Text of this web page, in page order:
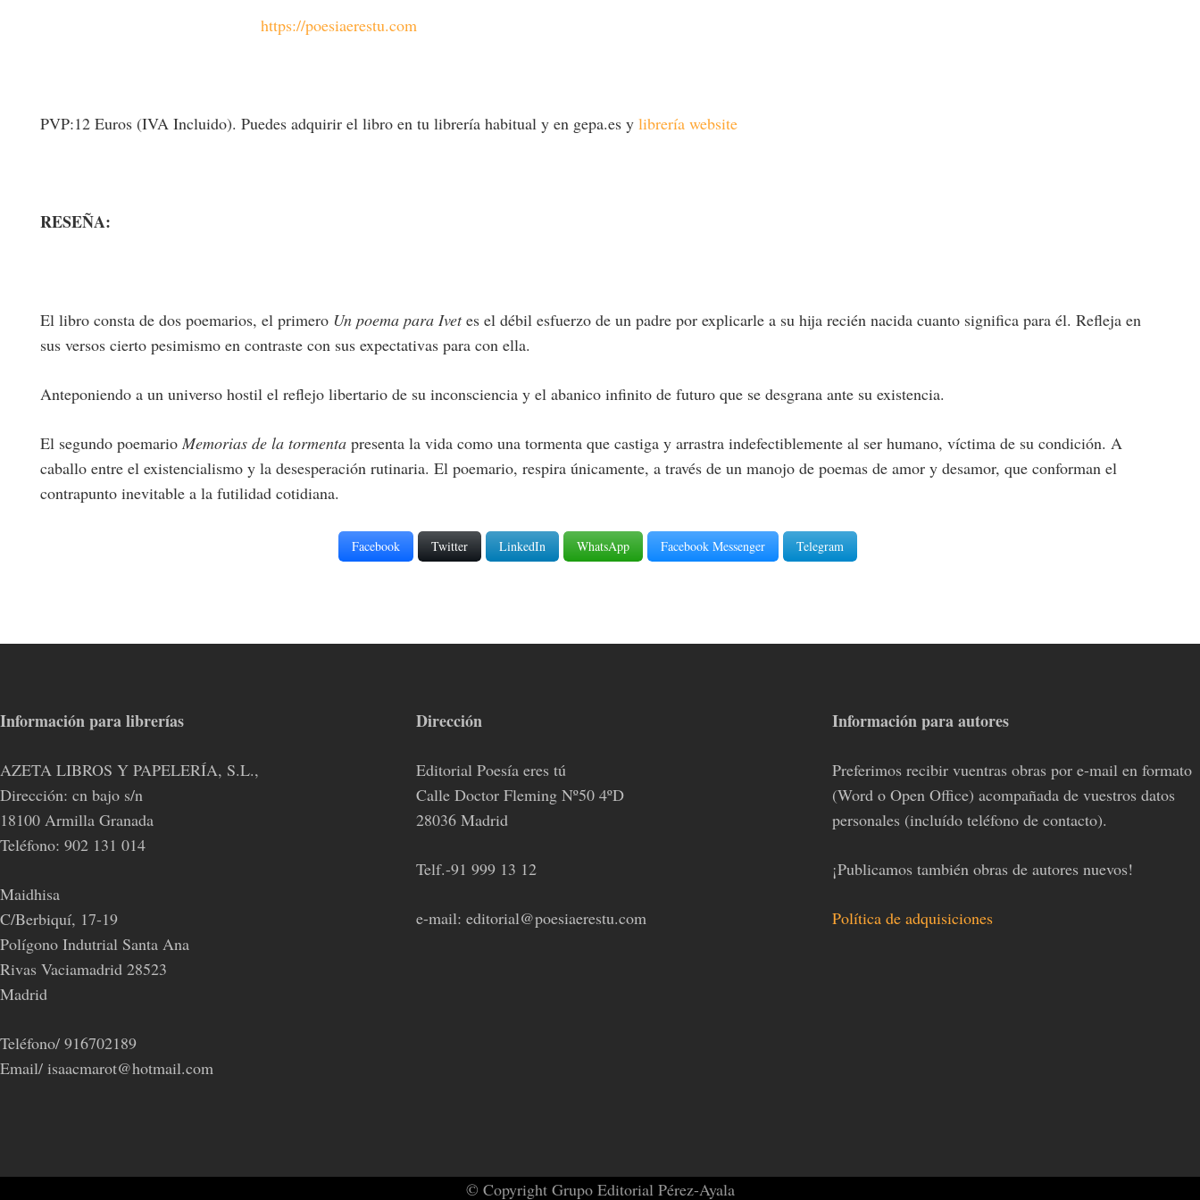
https://poesiaerestu.com
PVP:12 Euros (IVA Incluido). Puedes adquirir el libro en tu librería habitual y en gepa.es y librería website
RESEÑA:
El libro consta de dos poemarios, el primero Un poema para Ivetes el débil esfuerzo de un padre por explicarle a su hija recién nacida cuanto significa para él. Refleja en
sus versos cierto pesimismo en contraste con sus expectativas para con ella.
Anteponiendo a un universo hostil el reflejo libertario de su inconsciencia y el abanico infinito de futuro que se desgrana ante su existencia.
El segundo poemario Memorias de la tormenta presenta la vida como una tormenta que castiga y arrastra indefectiblemente al ser humano, víctima de su condición. A
caballo entre el existencialismo y la desesperación rutinaria. El poemario, respira únicamente, a través de un manojo de poemas de amor y desamor, que conforman el
contrapunto inevitable a la futilidad cotidiana.
Facebook Twitter LinkedIn WhatsApp Facebook Messenger Telegram
Información para librerías
AZETA LIBROS Y PAPELERÍA, S.L.,
Dirección: cn bajo s/n
18100 Armilla Granada
Teléfono: 902 131 014
Maidhisa
C/Berbiquí, 17-19
Polígono Indutrial Santa Ana
Rivas Vaciamadrid 28523
Madrid
Teléfono/ 916702189
Email/ isaacmarot@hotmail.com
Dirección
Editorial Poesía eres tú
Calle Doctor Fleming Nº50 4ºD
28036 Madrid
Telf.-91 999 13 12
e-mail: editorial@poesiaerestu.com
Información para autores
Preferimos recibir vuentras obras por e-mail en formato
(Word o Open Office) acompañada de vuestros datos
personales (incluído teléfono de contacto).
¡Publicamos también obras de autores nuevos!
Política de adquisiciones
© Copyright Grupo Editorial Pérez-Ayala